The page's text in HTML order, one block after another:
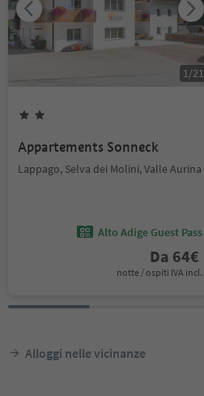
1/21
Appartements Sonneck
Lappago, Selva dei Molini, Valle Aurina
Alto Adige Guest Pass
Da 64€
notte / ospiti IVA incl.
Alloggi nelle vicinanze